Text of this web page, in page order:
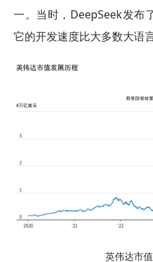
一。当时，DeepSeek发布
它的开发速度比大多数大语
英伟达市